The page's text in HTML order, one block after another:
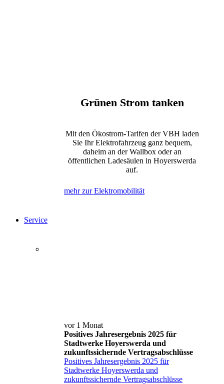
Grünen Strom tanken
Mit den Ökostrom-Tarifen der VBH laden
Sie Ihr Elektrofahrzeug ganz bequem,
daheim an der Wallbox oder an
öffentlichen Ladesäulen in Hoyerswerda
auf.
mehr zur Elektromobilität
Service
vor 1 Monat
Positives Jahresergebnis 2025 für
Stadtwerke Hoyerswerda und
zukunftssichernde Vertragsabschlüsse
Positives Jahresergebnis 2025 für
Stadtwerke Hoyerswerda und
zukunftssichernde Vertragsabschlüsse